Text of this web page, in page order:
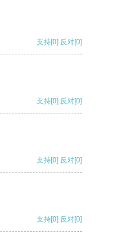
支持[0] 反对[0]
支持[0] 反对[0]
支持[0] 反对[0]
支持[0] 反对[0]